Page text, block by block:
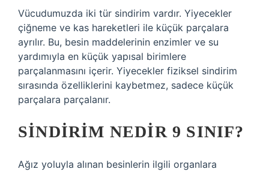
Vücudumuzda iki tür sindirim vardır. Yiyecekler
çiğneme ve kas hareketleri ile küçük parçalara
ayrılır. Bu, besin maddelerinin enzimler ve su
yardımıyla en küçük yapısal birimlere
parçalanmasını içerir. Yiyecekler fiziksel sindirim
sırasında özelliklerini kaybetmez, sadece küçük
parçalara parçalanır.
SINDIRIM NEDIR 9 SINIF?
Ağız yoluyla alınan besinlerin ilgili organlara